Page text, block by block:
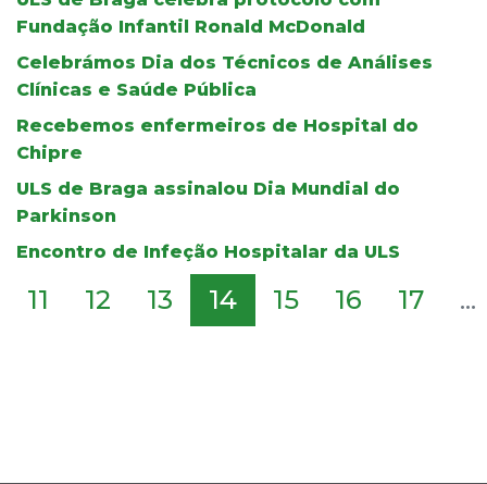
Fundação Infantil Ronald McDonald
Celebrámos Dia dos Técnicos de Análises
Clínicas e Saúde Pública
Recebemos enfermeiros de Hospital do
Chipre
ULS de Braga assinalou Dia Mundial do
Parkinson
Encontro de Infeção Hospitalar da ULS
11 12 13 14 15 16 17 ...